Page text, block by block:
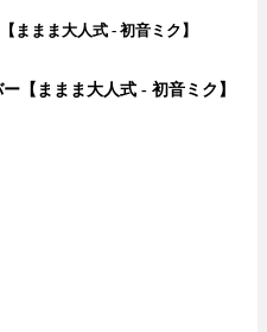
ままま大人式 - 初音ミク】
【ままま大人式 - 初音ミク】